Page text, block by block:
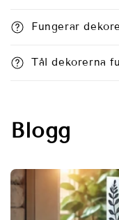
Fungerar
Tål dekorerna
Blogg